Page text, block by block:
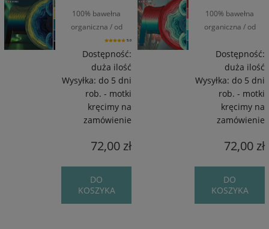
100% bawełna
organiczna / od
1550 m / od 270 g 5.0
Dostępność:
duża ilość
Wysyłka: do 5 dni
rob. - motki
kręcimy na
zamówienie
72,00 zł
DO
KOSZYKA
100% bawełna
organiczna / od
Dostępność:
duża ilość
Wysyłka: do 5 dni
rob. - motki
kręcimy na
zamówienie
72,00 zł
DO
KOSZYKA